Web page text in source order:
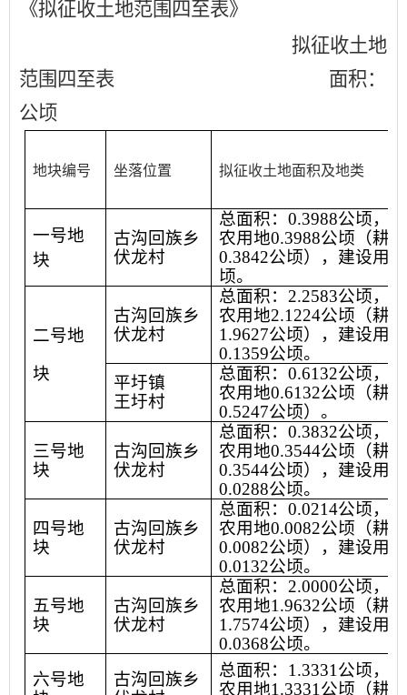
《拟征收土地范围四至表》
拟征收土地
范围四至表
面积：
公顷
地块编号 坐落位置 拟征收土地面积及地类
一号地
块
古沟回族乡
伏龙村
总面积： 0.3988公顷，
农用地0.3988公顷（耕地
0.3842公顷），建设用地
顷。
二号地
块
古沟回族乡
伏龙村
总面积： 2.2583公顷，
农用地2.1224公顷（耕地
1.9627公顷），建设用地
0.1359公顷。
平圩镇
王圩村
总面积： 0.6132公顷，
农用地0.6132公顷（耕地
0.5247公顷）。
三号地
块
古沟回族乡
伏龙村
总面积： 0.3832公顷，
农用地0.3544公顷（耕地
0.3544公顷），建设用地
0.0288公顷。
四号地
块
古沟回族乡
伏龙村
总面积： 0.0214公顷，
农用地0.0082公顷（耕地
0.0082公顷），建设用地
0.0132公顷。
五号地
块
古沟回族乡
伏龙村
总面积： 2.0000公顷，
农用地1.9632公顷（耕地
1.7574公顷），建设用地
0.0368公顷。
六号地
古沟回族乡
总面积： 1.3331 公顷，
农用地1.3331 公顷（耕地